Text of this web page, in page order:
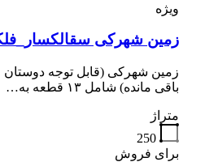
ویژه
زمین شهرکی
زمین شهرکی (قابل توجه
باقی مانده) شامل ۱۳ قطعه به…
متراژ
250
برای فروش